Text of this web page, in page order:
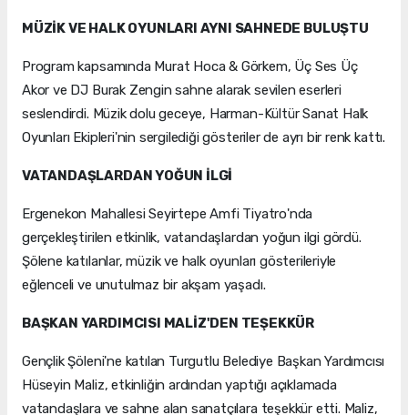
MÜZİK VE HALK OYUNLARI AYNI SAHNEDE BULUŞTU
Program kapsamında Murat Hoca & Görkem, Üç Ses Üç
Akor ve DJ Burak Zengin sahne alarak sevilen eserleri
seslendirdi. Müzik dolu geceye, Harman-Kültür Sanat Halk
Oyunları Ekipleri'nin sergilediği gösteriler de ayrı bir renk kattı.
VATANDAŞLARDAN YOĞUN İLGİ
Ergenekon Mahallesi Seyirtepe Amfi Tiyatro'nda
gerçekleştirilen etkinlik, vatandaşlardan yoğun ilgi gördü.
Şölene katılanlar, müzik ve halk oyunları gösterileriyle
eğlenceli ve unutulmaz bir akşam yaşadı.
BAŞKAN YARDIMCISI MALİZ'DEN TEŞEKKÜR
Gençlik Şöleni'ne katılan Turgutlu Belediye Başkan Yardımcısı
Hüseyin Maliz, etkinliğin ardından yaptığı açıklamada
vatandaşlara ve sahne alan sanatçılara teşekkür etti. Maliz,